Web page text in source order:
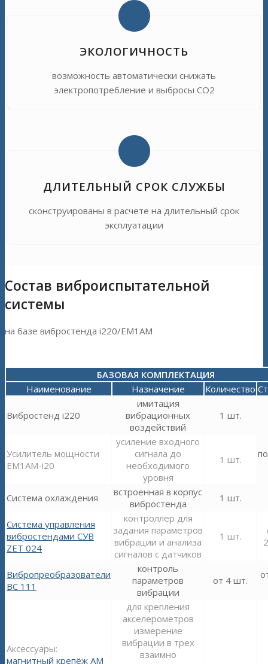
ЭКОЛОГИЧНОСТЬ
возможность автоматически снижать
электропотребление и выбросы CO2
ДЛИТЕЛЬНЫЙ СРОК СЛУЖБЫ
сконструированы в расчете на длительный срок
эксплуатации
Состав виброиспытательной
системы
на базе вибростенда i220/EM1AM
БАЗОВАЯ КОМПЛЕКТАЦИЯ
Наименование
Назначение Количество
Вибростенд i220
имитация
вибрационных
воздействий
1 шт.
Усилитель мощности
EM1AM-i20
усиление входного
сигнала до
необходимого
уровня
1 шт.
Система охлаждения
встроенная в корпус
вибростенда
1 шт.
Система управления
вибростендами СУВ
ZET 024
контроллер для
задания параметров
вибрации и анализа
сигналов с датчиков
1 шт.
Вибропреобразователи
ВС 111
контроль
параметров
вибрации
от 4 шт.
Аксессуары:
магнитный крепёж АМ
для крепления
акселерометров
измерение
вибрации в трех
взаимно